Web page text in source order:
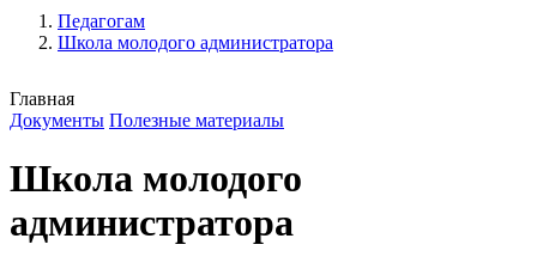
Педагогам
Школа молодого администратора
Главная
Документы Полезные материалы
Школа молодого
администратора